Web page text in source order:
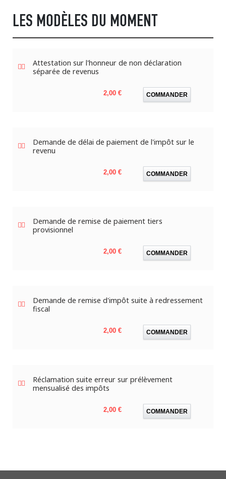
LES MODÈLES DU MOMENT
Attestation sur l'honneur de non déclaration
séparée de revenus
Prix
2,00 € COMMANDER
Demande de délai de paiement de l'impôt sur le
revenu
Prix
2,00 € COMMANDER
Demande de remise de paiement tiers
provisionnel
Prix
2,00 € COMMANDER
Demande de remise d'impôt suite à redressement
fiscal
Prix
2,00 € COMMANDER
Réclamation suite erreur sur prélèvement
mensualisé des impôts
Prix
2,00 € COMMANDER